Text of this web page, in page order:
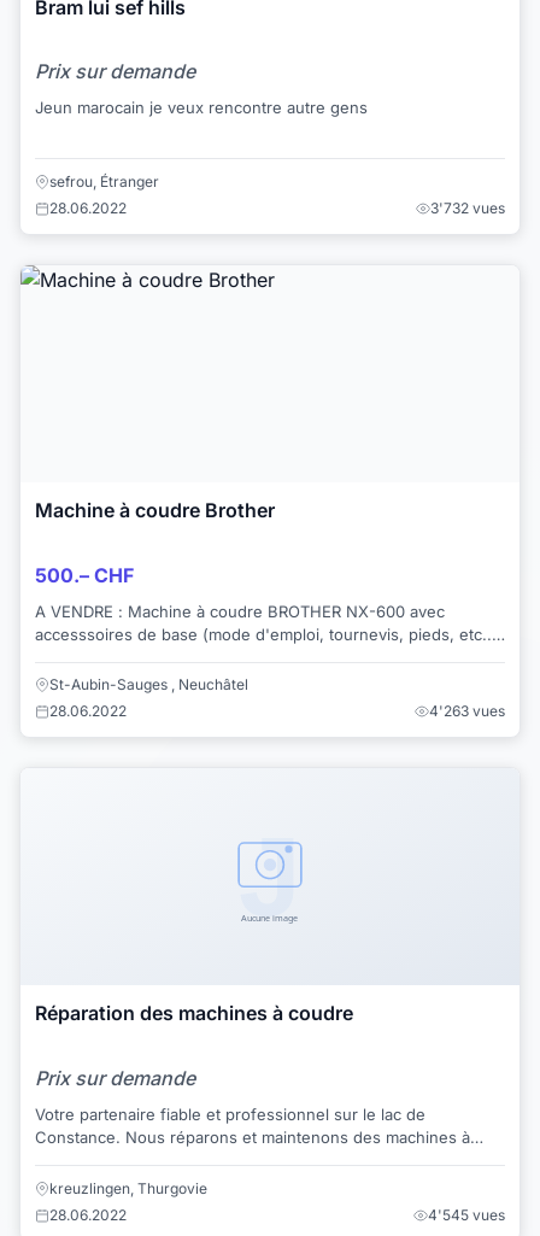
Bram lui sef hills
Prix sur demande
Jeun marocain je veux rencontre autre gens
sefrou, Étranger
28.06.2022
3'732 vues
Machine à coudre Brother
500.– CHF
A VENDRE : Machine à coudre BROTHER NX-600 avec
accesssoires de base (mode d'emploi, tournevis, pieds, etc..)
St-Aubin-Sauges , Neuchâtel
28.06.2022
4'263 vues
Réparation des machines à coudre
Prix sur demande
Votre partenaire fiable et professionnel sur le lac de
Constance. Nous réparons et maintenons des machines à
kreuzlingen, Thurgovie
28.06.2022
4'545 vues